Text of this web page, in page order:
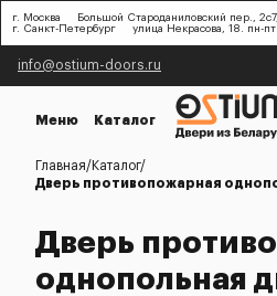
г. Москва
Большой Староданиловский пер.,
г. Санкт-Петербург
улица Некрасова, 18. пн-
info@ostium-doors.ru
Меню Каталог
Главная
Каталог
Дверь противопожарная
Дверь
однопольная